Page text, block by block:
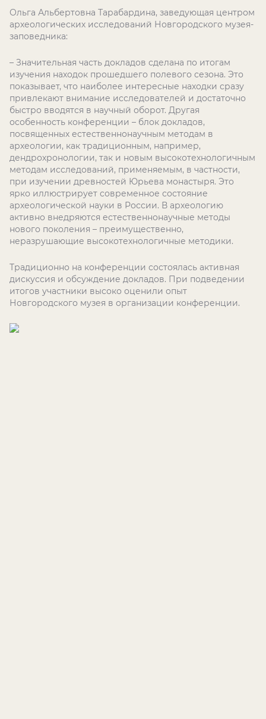
Ольга Альбертовна Тарабардина, заведующая центром
археологических исследований Новгородского музея-
заповедника:
– Значительная часть докладов сделана по итогам
изучения находок прошедшего полевого сезона. Это
показывает, что наиболее интересные находки сразу
привлекают внимание исследователей и достаточно
быстро вводятся в научный оборот. Другая
особенность конференции – блок докладов,
посвященных естественнонаучным методам в
археологии, как традиционным, например,
дендрохронологии, так и новым высокотехнологичным
методам исследований, применяемым, в частности,
при изучении древностей Юрьева монастыря. Это
ярко иллюстрирует современное состояние
археологической науки в России. В археологию
активно внедряются естественнонаучные методы
нового поколения – преимущественно,
неразрушающие высокотехнологичные методики.
Традиционно на конференции состоялась активная
дискуссия и обсуждение докладов. При подведении
итогов участники высоко оценили опыт
Новгородского музея в организации конференции.